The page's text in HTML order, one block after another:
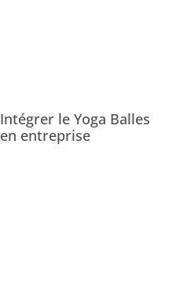
Intégrer le Yoga Balles
en entreprise